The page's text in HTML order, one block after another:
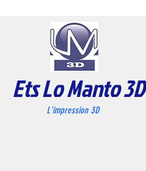
Ets Lo Manto 3D
L'impression 3D